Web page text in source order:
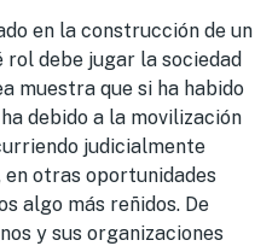
en la construcción de un
debe jugar la sociedad
muestra que si ha habido
debido a la movilización
judicialmente
otras oportunidades
algo más reñidos. De
y sus organizaciones